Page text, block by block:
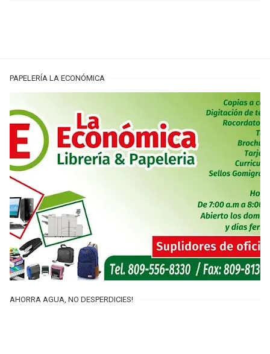
PAPELERÍA LA ECONÓMICA
AHORRA AGUA, NO DESPERDICIES!